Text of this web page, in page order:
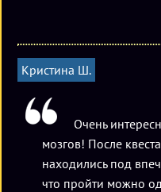
Кристина Ш.
Очень
мозгов! После
находились под
что пройти можно